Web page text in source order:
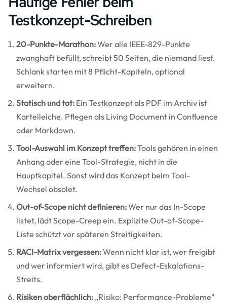
Testkonzept-Schreiben
20-Punkte-Marathon:Wer alle IEEE-829-Punkte
zwanghaft befüllt, schreibt 50 Seiten, die niemand liest.
Schlank starten mit 8 Pflicht-Kapiteln, optional
erweitern.
Statisch und tot: Ein Testkonzept als PDF im Archiv ist
Karteileiche. Pflegen als Living Document in Confluence
oder Markdown.
Tool-Auswahl im Konzept treffen:Tools gehören in einen
Anhang oder eine Tool-Strategie, nicht in die
Hauptkapitel. Sonst wird das Konzept beim Tool-
Wechsel obsolet.
Out-of-Scope nicht definieren:Wer nur das In-Scope
listet, lädt Scope-Creep ein. Explizite Out-of-Scope-
Liste schützt vor späteren Streitigkeiten.
RACI-Matrix vergessen:Wenn nicht klar ist, wer freigibt
und wer informiert wird, gibt es Defect-Eskalations-
Streits.
Risiken oberflächlich: „Risiko: Performance-Probleme"